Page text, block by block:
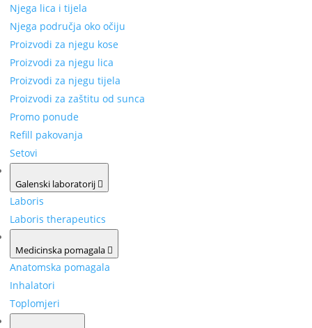
Njega lica i tijela
Njega područja oko očiju
Proizvodi za njegu kose
Proizvodi za njegu lica
Proizvodi za njegu tijela
Proizvodi za zaštitu od sunca
Promo ponude
Refill pakovanja
Setovi
Galenski laboratorij
Laboris
Laboris therapeutics
Medicinska pomagala
Anatomska pomagala
Inhalatori
Toplomjeri